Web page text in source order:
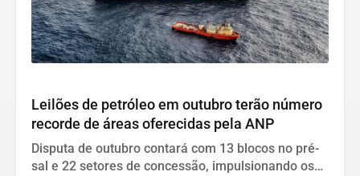
Leilões de petróleo em outubro terão número
recorde de áreas oferecidas pela ANP
Disputa de outubro contará com 13 blocos no pré-
sal e 22 setores de concessão, impulsionando os